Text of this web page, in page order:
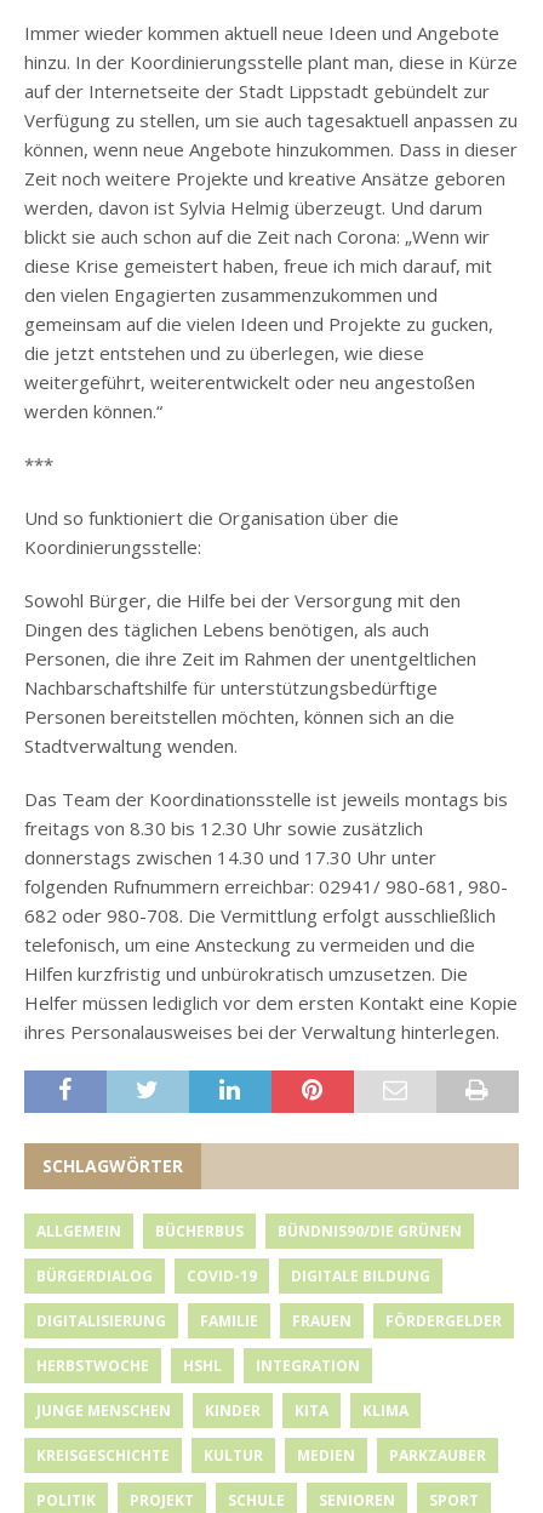
Immer wieder kommen aktuell neue Ideen und Angebote
hinzu. In der Koordinierungsstelle plant man, diese in Kürze
auf der Internetseite der Stadt Lippstadt gebündelt zur
Verfügung zu stellen, um sie auch tagesaktuell anpassen zu
können, wenn neue Angebote hinzukommen. Dass in dieser
Zeit noch weitere Projekte und kreative Ansätze geboren
werden, davon ist Sylvia Helmig überzeugt. Und darum
blickt sie auch schon auf die Zeit nach Corona: „Wenn wir
diese Krise gemeistert haben, freue ich mich darauf, mit
den vielen Engagierten zusammenzukommen und
gemeinsam auf die vielen Ideen und Projekte zu gucken,
die jetzt entstehen und zu überlegen, wie diese
weitergeführt, weiterentwickelt oder neu angestoßen
werden können.“
***
Und so funktioniert die Organisation über die
Koordinierungsstelle:
Sowohl Bürger, die Hilfe bei der Versorgung mit den
Dingen des täglichen Lebens benötigen, als auch
Personen, die ihre Zeit im Rahmen der unentgeltlichen
Nachbarschaftshilfe für unterstützungsbedürftige
Personen bereitstellen möchten, können sich an die
Stadtverwaltung wenden.
Das Team der Koordinationsstelle ist jeweils montags bis
freitags von 8.30 bis 12.30 Uhr sowie zusätzlich
donnerstags zwischen 14.30 und 17.30 Uhr unter
folgenden Rufnummern erreichbar: 02941/ 980-681, 980-
682 oder 980-708. Die Vermittlung erfolgt ausschließlich
telefonisch, um eine Ansteckung zu vermeiden und die
Hilfen kurzfristig und unbürokratisch umzusetzen. Die
Helfer müssen lediglich vor dem ersten Kontakt eine Kopie
ihres Personalausweises bei der Verwaltung hinterlegen.
SCHLAGWÖRTER
ALLGEMEIN BÜCHERBUS BÜNDNIS90/DIE GRÜNEN
BÜRGERDIALOG COVID-19 DIGITALE BILDUNG
DIGITALISIERUNG FAMILIE FRAUEN FÖRDERGELDER
HERBSTWOCHE HSHL INTEGRATION
JUNGE MENSCHEN KINDER KITA KLIMA
KREISGESCHICHTE KULTUR MEDIEN PARKZAUBER
POLITIK PROJEKT SCHULE SENIOREN SPORT